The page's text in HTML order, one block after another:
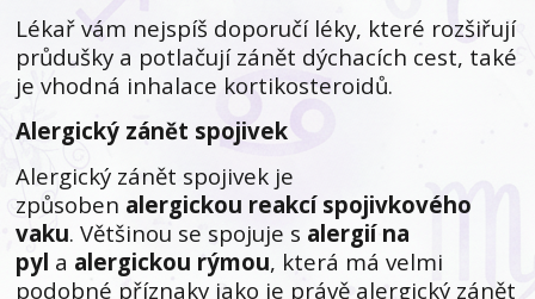
Lékař vám nejspíš doporučí léky, které rozšiřují
průdušky a potlačují zánět dýchacích cest, také
je vhodná inhalace kortikosteroidů.
Alergický zánět spojivek
Alergický zánět spojivek je
způsoben alergickou reakcí spojivkového
vaku. Většinou se spojuje s alergií na
pyl a alergickou rýmou, která má velmi
podobné příznaky jako je právě alergický zánět